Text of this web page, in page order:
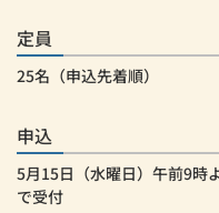
定員
25名（申込先着順）
申込
5月15日（水曜日）午前9時
で受付